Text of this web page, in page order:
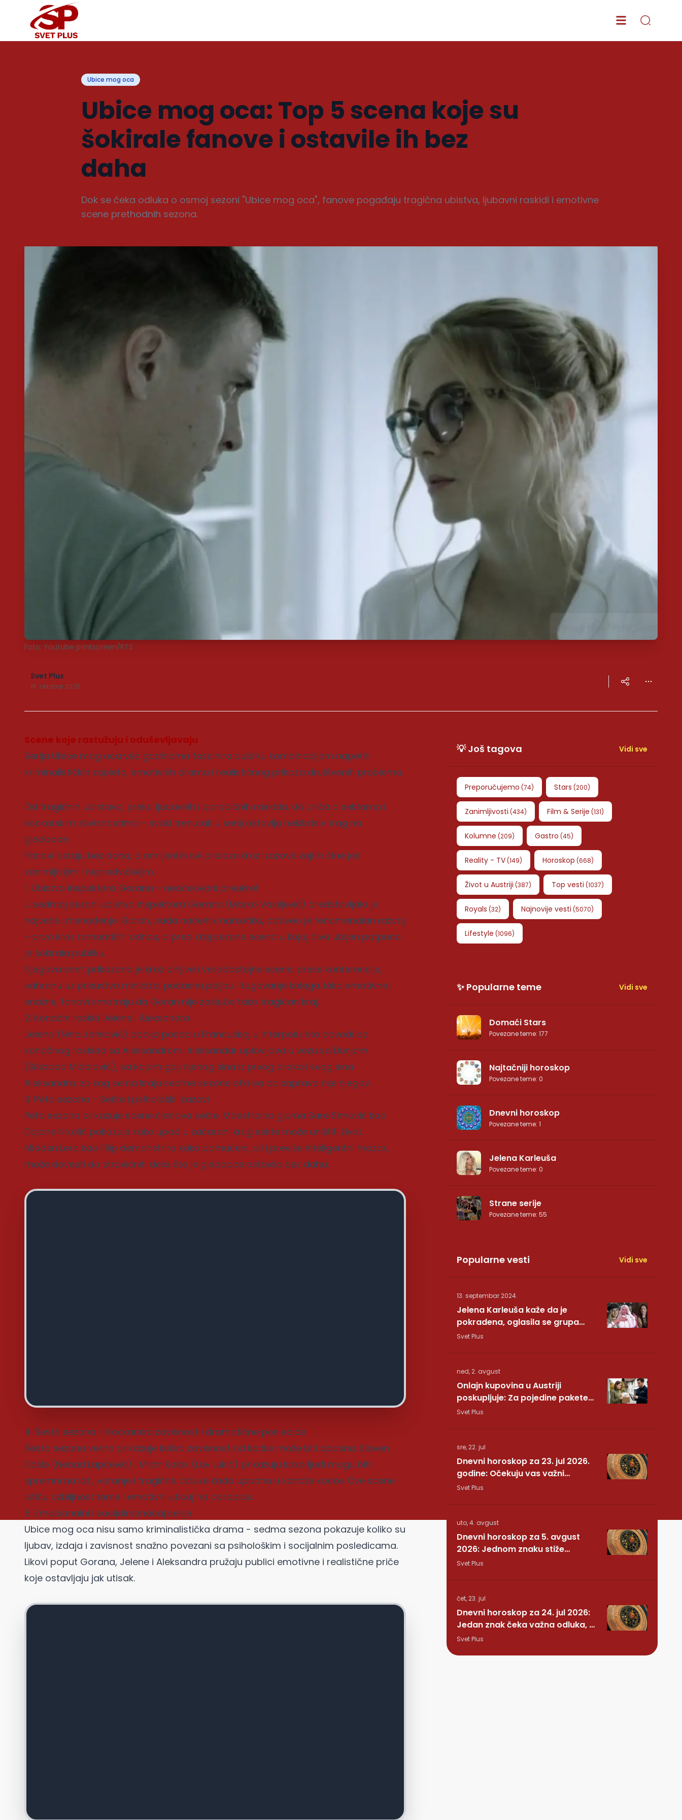
Ubice mog oca
Ubice mog oca: Top 5 scena koje su
šokirale fanove i ostavile ih bez
daha
Dok se čeka odluka o osmoj sezoni "Ubice mog oca", fanove pogađaju tragična ubistva, ljubavni raskidi i emotivne
scene prethodnih sezona.
Foto: Youtube printscreen/RTS
Svet Plus
16. oktobar 2025.
Scene koje rastužuju i oduševljavaju
Serija Ubice mog oca već godinama fascinira publiku kombinacijom napetih
kriminalističkih zapleta, emotivnih drama i realističnog prikaza društvenih problema.
Od tragičnih ubistava, preko ljubavnih i porodičnih raskida, do priča o sektama i
kockarskim zavisnostima - svaki trenutak u seriji ostavlja neizbrisiv trag na
gledaoce.
Fanovi ostaju bez daha, a omiljeni likovi prolaze kroz izazove koji ih čine još
zanimljivijim i nepredvidivijim.
1. Ubistvo inspektora Gorana – neočekivani preokret
U sedmoj sezoni ubistvo inspektora Gorana (Marko Vasiljević) predstavljalo je
najveće iznenađenje. Goran, sada načelnik narkotika, doživeo je fenomenalan razvoj
– prvo kroz romantični odnos, a pred kraj sezone scena u kojoj biva ubijen potpuno
je šokirala publiku.
Njegova smrt prikazana je kroz dirljive i verodostojne scene: press konferencije,
sahranu uz prisustvo ministra, počasnu paljbu i tugovanje kolega. Iako emotivne i
snažne, fanovi smatraju da Goran nije zaslužio tako tragičan kraj.
2. Konačni raskid Jelene i Aleksandra
Jelena (Nina Janković) dobija posao u Francuskoj u Interpolu, što dovodi do
konačnog raskida sa Aleksandrom. Aleksandar uplovljava u vezu sa Dunjom
(Sloboda Mićalović), sa kojom gaji njenog sina iz prvog braka i svog sina
Aleksandra, za kog se na kraju sedme sezone otkriva da zapravo nije njegov.
3. Peta sezona - Sekte i psihološki izazovi
Peta sezona prikazuje scene članova sekte. Maestralna gluma Sare Simović kao
Dajane Nikolić pokazuje kako upad u začarani krug sekte može uništiti život.
Mladen Lero kao Filip demonstrira kako pomućeni, ali i previše inteligentni mozak,
može dovesti do stravičnih dela, što je gledaoce ostavilo bez daha.
4. Šesta sezona - Kockarska zavisnost i dramatične posledice
Šesta sezona verno prikazuje koliko zavisnost od kocke može biti opasna. Slaven
Došlo (Nenad Lapčević) i Milan Kolak (Lav Lukić) prikazuju kako ljudi mogu biti
spremni na laži, varanje i tragične odluke kada upadnu u kandže kocke. Ove scene
ističu ozbiljnost teme i emotivni uticaj na porodice.
5. Emocionalni i socijalni značaj serije
Ubice mog oca nisu samo kriminalistička drama - sedma sezona pokazuje koliko su
ljubav, izdaja i zavisnost snažno povezani sa psihološkim i socijalnim posledicama.
Likovi poput Gorana, Jelene i Aleksandra pružaju publici emotivne i realistične priče
koje ostavljaju jak utisak.
💡 Još tagova Vidi sve
Preporučujemo (74) Stars (200)
Zanimljivosti (434) Film & Serije (131)
Kolumne (209) Gastro (45)
Reality - TV(149) Horoskop (668)
Život u Austriji (387) Top vesti (1037)
Royals (32) Najnovije vesti (5070)
Lifestyle (1096)
✨ Popularne teme Vidi sve
Domaći Stars
Povezane teme: 177
Najtačniji horoskop
Povezane teme: 0
Dnevni horoskop
Povezane teme: 1
Jelena Karleuša
Povezane teme: 0
Strane serije
Povezane teme: 55
Popularne vesti Vidi sve
13. septembar 2024.
Jelena Karleuša kaže da je
pokradena, oglasila se grupa
Hurricane: Pesma RUNDE je naša!
Svet Plus
ned, 2. avgust
Onlajn kupovina u Austriji
poskupljuje: Za pojedine pakete
dodatnih 7,40 evra
Svet Plus
sre, 22. jul
Dnevni horoskop za 23. jul 2026.
godine: Očekuju vas važni
preokreti!
Svet Plus
uto, 4. avgust
Dnevni horoskop za 5. avgust
2026: Jednom znaku stiže
potvrda koju je dugo čekao
Svet Plus
čet, 23. jul
Dnevni horoskop za 24. jul 2026:
Jedan znak čeka važna odluka, a
nekome stiže iznenađenje
Svet Plus